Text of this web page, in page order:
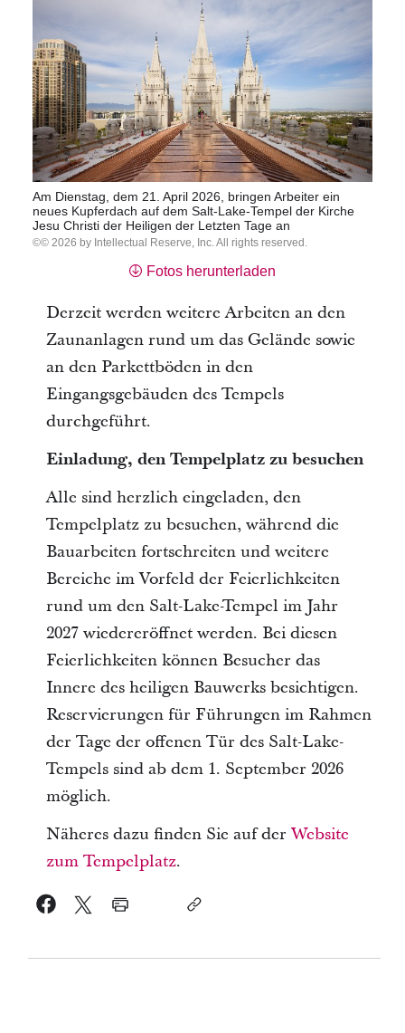
Am Dienstag, dem 21. April 2026, bringen Arbeiter ein
neues Kupferdach auf dem Salt-Lake-Tempel der Kirche
Jesu Christi der Heiligen der Letzten Tage an
© 2026 by Intellectual Reserve, Inc. All rights reserved.
Fotos herunterladen
Derzeit werden weitere Arbeiten an den
Zaunanlagen rund um das Gelände sowie
an den Parkettböden in den
Eingangsgebäuden des Tempels
durchgeführt.
Einladung, den Tempelplatz zu besuchen
Alle sind herzlich eingeladen, den
Tempelplatz zu besuchen, während die
Bauarbeiten fortschreiten und weitere
Bereiche im Vorfeld der Feierlichkeiten
rund um den Salt-Lake-Tempel im Jahr
2027 wiedereröffnet werden. Bei diesen
Feierlichkeiten können Besucher das
Innere des heiligen Bauwerks besichtigen.
Reservierungen für Führungen im Rahmen
der Tage der offenen Tür des Salt-Lake-
Tempels sind ab dem 1. September 2026
möglich.
Näheres dazu finden Sie auf derWebsite
zum Tempelplatz.